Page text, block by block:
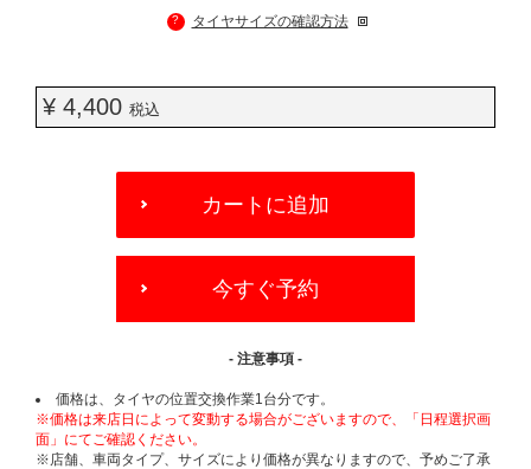
? タイヤサイズの確認方法
¥ 4,400 税込
OPTIONS
カートに追加
今すぐ予約
- 注意事項 -
価格は、タイヤの位置交換作業1台分です。
※価格は来店日によって変動する場合がございますので、「日程選択画
面」にてご確認ください。
※店舗、車両タイプ、サイズにより価格が異なりますので、予めご了承